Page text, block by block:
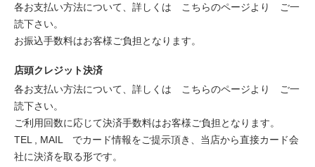
各お支払い方法について、詳しくは
こちらのページより
ご一
読下さい。
お振込手数料はお客様ご負担となります。
店頭クレジット決済
各お支払い方法について、詳しくは
こちらのページより
ご一
読下さい。
ご利用回数に応じて決済手数料はお客様ご負担となります。
TEL , MAIL でカード情報をご提示頂き、当店から直接カード会
社に決済を取る形です。